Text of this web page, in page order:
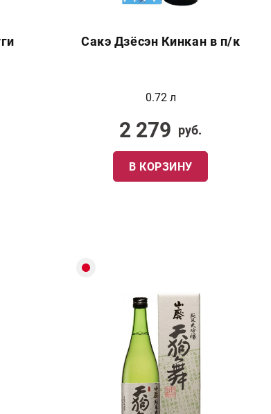
Сакэ Дзёсэн Кинкан в п/к
0.72 л
2 279 руб.
В КОРЗИНУ